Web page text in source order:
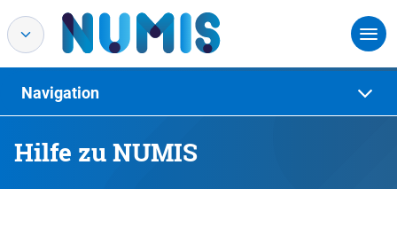
Hilfe zu NUMIS
Navigation